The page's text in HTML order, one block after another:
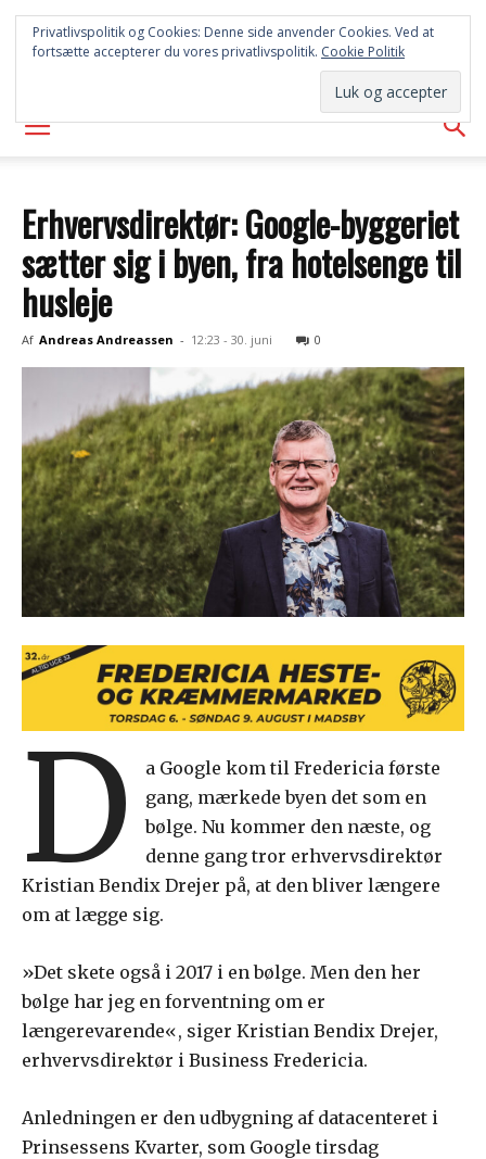
FREDERICIA
AVISEN
Erhvervsdirektør: Google-byggeriet
sætter sig i byen, fra hotelsenge til
husleje
Af Andreas Andreassen - 12:23 - 30. juni 0
D
a Google kom til Fredericia første
gang, mærkede byen det som en
bølge. Nu kommer den næste, og
denne gang tror erhvervsdirektør
Kristian Bendix Drejer på, at den bliver længere
om at lægge sig.
»Det skete også i 2017 i en bølge. Men den her
bølge har jeg en forventning om er
længerevarende«, siger Kristian Bendix Drejer,
erhvervsdirektør i Business Fredericia.
Anledningen er den udbygning af datacenteret i
Prinsessens Kvarter, som Google tirsdag
Privatlivspolitik og Cookies: Denne side anvender Cookies. Ved at
fortsætte accepterer du vores privatlivspolitik. Cookie Politik